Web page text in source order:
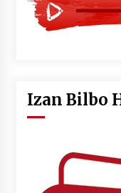
Izan Bilbo